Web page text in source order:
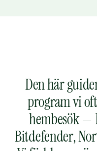
Den här
program vi
hembesök —
Bitdefender,